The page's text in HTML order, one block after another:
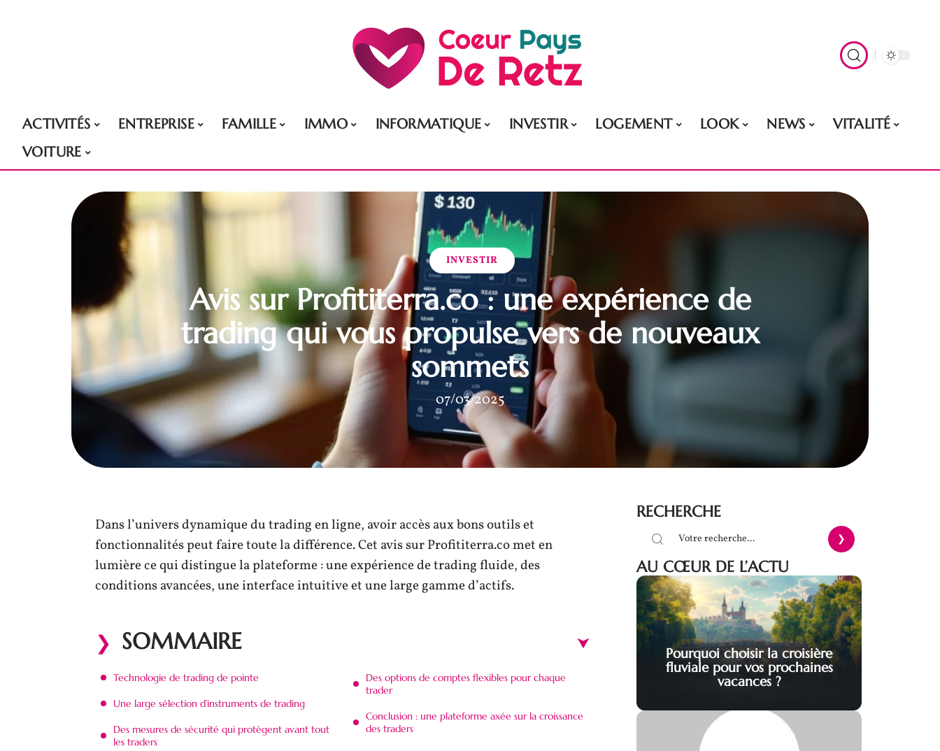
ACTIVITÉS ENTREPRISE FAMILLE IMMO INFORMATIQUE INVESTIR LOGEMENT LOOK NEWS
VITALITÉ
VOITURE
INVESTIR
Avis sur Profititerra.co : une expérience de
trading qui vous propulse vers de nouveaux
sommets
07/03/2025
Dans l’univers dynamique du trading en ligne, avoir accès aux bons outils et
fonctionnalités peut faire toute la différence. Cet avis sur Profititerra.co met en
lumière ce qui distingue la plateforme : une expérience de trading fluide, des
conditions avancées, une interface intuitive et une large gamme d’actifs.
SOMMAIRE
Technologie de trading de pointe
Une large sélection d’instruments de trading
Des mesures de sécurité qui protègent avant tout
les traders
Des options de comptes flexibles pour chaque
trader
Conclusion : une plateforme axée sur la croissance
des traders
RECHERCHE
AU CŒUR DE L’ACTU
Pourquoi choisir la croisière
fluviale pour vos prochaines
vacances ?